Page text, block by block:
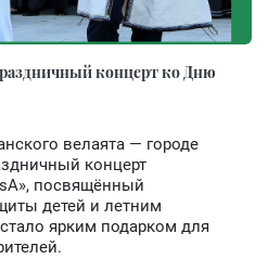
концерт ко Дню
велаята — городе
концерт
посвящённый
детей и летним
ярким подарком для